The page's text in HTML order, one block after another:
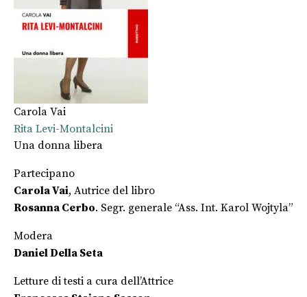
Carola Vai
Rita Levi-Montalcini
Una donna libera
Partecipano
Carola Vai, Autrice del libro
Rosanna Cerbo. Segr. generale “Ass. Int. Karol Wojtyla”
Modera
Daniel Della Seta
Letture di testi a cura dell’Attrice